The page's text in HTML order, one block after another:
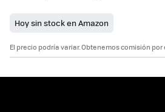
Hoy sin stock en Amazon
El precio podría variar. Obtenemos comisión